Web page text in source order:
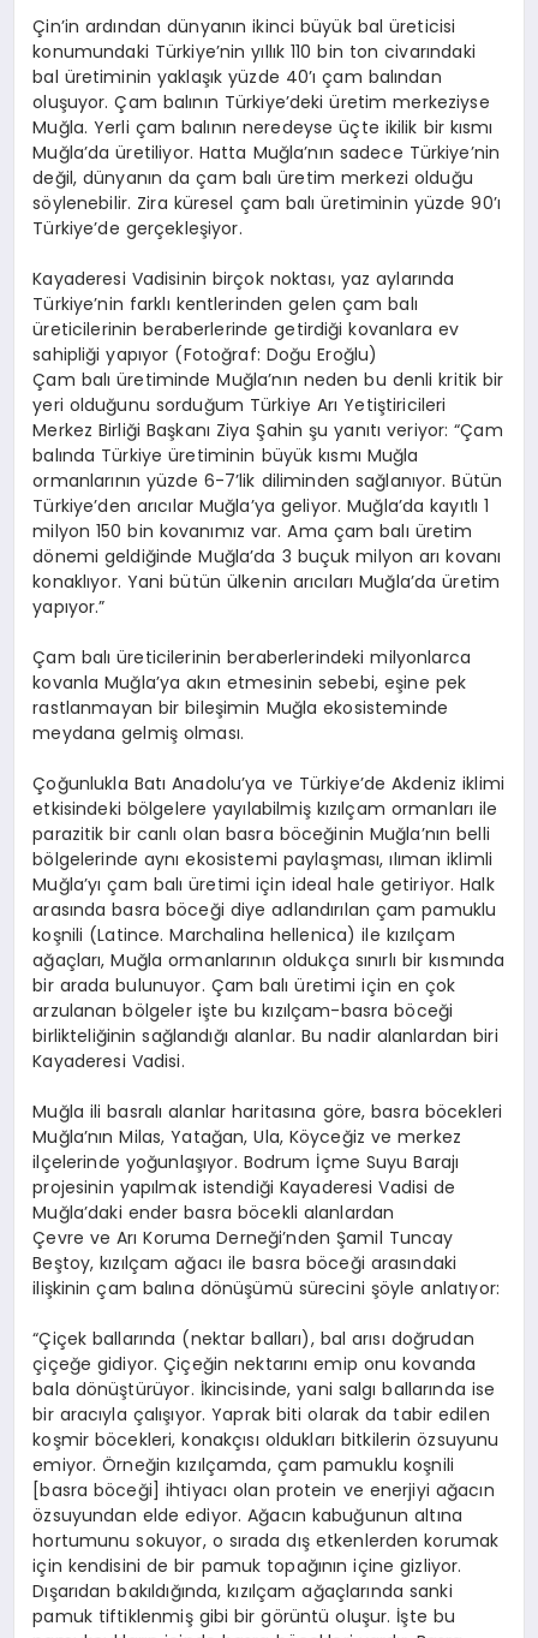
Çin’in ardından dünyanın ikinci büyük bal üreticisi
konumundaki Türkiye’nin yıllık 110 bin ton civarındaki
bal üretiminin yaklaşık yüzde 40’ı çam balından
oluşuyor. Çam balının Türkiye’deki üretim merkeziyse
Muğla. Yerli çam balının neredeyse üçte ikilik bir kısmı
Muğla’da üretiliyor. Hatta Muğla’nın sadece Türkiye’nin
değil, dünyanın da çam balı üretim merkezi olduğu
söylenebilir. Zira küresel çam balı üretiminin yüzde 90’ı
Türkiye’de gerçekleşiyor.
Kayaderesi Vadisinin birçok noktası, yaz aylarında
Türkiye’nin farklı kentlerinden gelen çam balı
üreticilerinin beraberlerinde getirdiği kovanlara ev
sahipliği yapıyor (Fotoğraf: Doğu Eroğlu)
Çam balı üretiminde Muğla’nın neden bu denli kritik bir
yeri olduğunu sorduğum Türkiye Arı Yetiştiricileri
Merkez Birliği Başkanı Ziya Şahin şu yanıtı veriyor: “Çam
balında Türkiye üretiminin büyük kısmı Muğla
ormanlarının yüzde 6-7’lik diliminden sağlanıyor. Bütün
Türkiye’den arıcılar Muğla’ya geliyor. Muğla’da kayıtlı 1
milyon 150 bin kovanımız var. Ama çam balı üretim
dönemi geldiğinde Muğla’da 3 buçuk milyon arı kovanı
konaklıyor. Yani bütün ülkenin arıcıları Muğla’da üretim
yapıyor.”
Çam balı üreticilerinin beraberlerindeki milyonlarca
kovanla Muğla’ya akın etmesinin sebebi, eşine pek
rastlanmayan bir bileşimin Muğla ekosisteminde
meydana gelmiş olması.
Çoğunlukla Batı Anadolu’ya ve Türkiye’de Akdeniz iklimi
etkisindeki bölgelere yayılabilmiş kızılçam ormanları ile
parazitik bir canlı olan basra böceğinin Muğla’nın belli
bölgelerinde aynı ekosistemi paylaşması, ılıman iklimli
Muğla’yı çam balı üretimi için ideal hale getiriyor. Halk
arasında basra böceği diye adlandırılan çam pamuklu
koşnili (Latince. Marchalina hellenica) ile kızılçam
ağaçları, Muğla ormanlarının oldukça sınırlı bir kısmında
bir arada bulunuyor. Çam balı üretimi için en çok
arzulanan bölgeler işte bu kızılçam-basra böceği
birlikteliğinin sağlandığı alanlar. Bu nadir alanlardan biri
Kayaderesi Vadisi.
Muğla ili basralı alanlar haritasına göre, basra böcekleri
Muğla’nın Milas, Yatağan, Ula, Köyceğiz ve merkez
ilçelerinde yoğunlaşıyor. Bodrum İçme Suyu Barajı
projesinin yapılmak istendiği Kayaderesi Vadisi de
Muğla’daki ender basra böcekli alanlardan
Çevre ve Arı Koruma Derneği’nden Şamil Tuncay
Beştoy, kızılçam ağacı ile basra böceği arasındaki
ilişkinin çam balına dönüşümü sürecini şöyle anlatıyor:
“Çiçek ballarında (nektar balları), bal arısı doğrudan
çiçeğe gidiyor. Çiçeğin nektarını emip onu kovanda
bala dönüştürüyor. İkincisinde, yani salgı ballarında ise
bir aracıyla çalışıyor. Yaprak biti olarak da tabir edilen
koşmir böcekleri, konakçısı oldukları bitkilerin özsuyunu
emiyor. Örneğin kızılçamda, çam pamuklu koşnili
[basra böceği] ihtiyacı olan protein ve enerjiyi ağacın
özsuyundan elde ediyor. Ağacın kabuğunun altına
hortumunu sokuyor, o sırada dış etkenlerden korumak
için kendisini de bir pamuk topağının içine gizliyor.
Dışarıdan bakıldığında, kızılçam ağaçlarında sanki
pamuk tiftiklenmiş gibi bir görüntü oluşur. İşte bu